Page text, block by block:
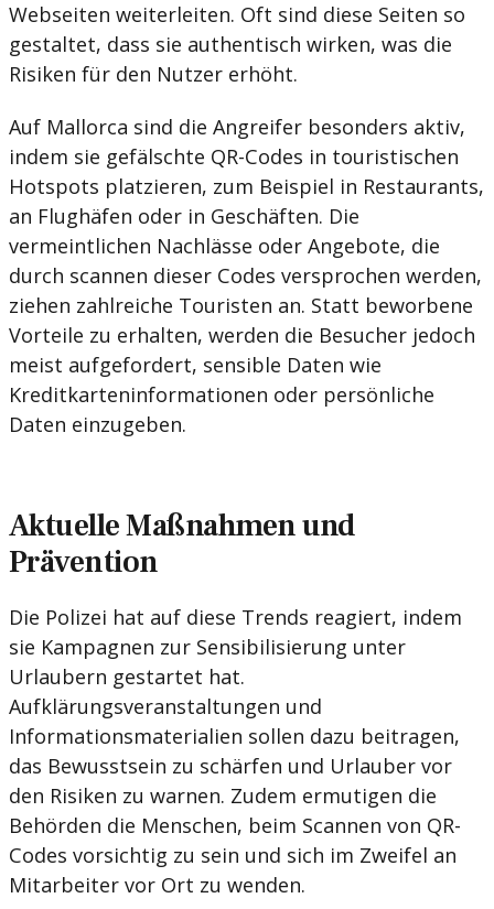
Webseiten weiterleiten. Oft sind diese Seiten so
gestaltet, dass sie authentisch wirken, was die
Risiken für den Nutzer erhöht.
Auf Mallorca sind die Angreifer besonders aktiv,
indem sie gefälschte QR-Codes in touristischen
Hotspots platzieren, zum Beispiel in Restaurants,
an Flughäfen oder in Geschäften. Die
vermeintlichen Nachlässe oder Angebote, die
durch scannen dieser Codes versprochen werden,
ziehen zahlreiche Touristen an. Statt beworbene
Vorteile zu erhalten, werden die Besucher jedoch
meist aufgefordert, sensible Daten wie
Kreditkarteninformationen oder persönliche
Daten einzugeben.
Aktuelle Maßnahmen und
Prävention
Die Polizei hat auf diese Trends reagiert, indem
sie Kampagnen zur Sensibilisierung unter
Urlaubern gestartet hat.
Aufklärungsveranstaltungen und
Informationsmaterialien sollen dazu beitragen,
das Bewusstsein zu schärfen und Urlauber vor
den Risiken zu warnen. Zudem ermutigen die
Behörden die Menschen, beim Scannen von QR-
Codes vorsichtig zu sein und sich im Zweifel an
Mitarbeiter vor Ort zu wenden.